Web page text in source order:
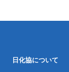
日化協について